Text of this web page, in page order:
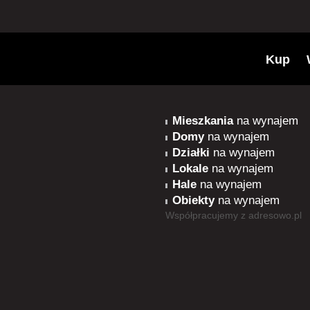
Kup
Mieszkaniana wynajem
Domyna wynajem
Działki na wynajem
Lokale na wynajem
Hale na wynajem
Obiektyna wynajem
Współpracujemy z adresowo.pl